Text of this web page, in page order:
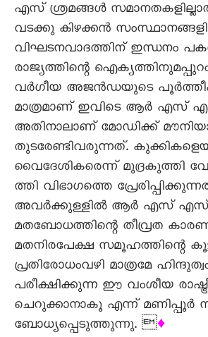
എസ് ശ്രമങ്ങൾ
വടക്കു കിഴക്കൻ
വിഘടനവാദത്തിന് ഇന്ധനം
രാജ്യത്തിന്റെ
വർഗീയ അജൻഡയുടെ
മാത്രമാണ് ഇവിടെ ആർ എസ്
അതിനാലാണ് മോഡിക്ക്
തുടരേണ്ടിവരുന്നത്.
വൈദേശികരെന്ന് മുദ്രകുത്തി
ത്തി വിഭാഗത്തെ
അവർക്കുള്ളിൽ ആർ എസ് എസ്
മതബോധത്തിന്റെ തീവ്രത
മതനിരപേക്ഷ സമൂഹത്തിന്റെ
പ്രതിരോധംവഴി മാത്രമേ
പരീക്ഷിക്കുന്ന ഈ വംശീയ
ചെറുക്കാനാകൂ എന്ന് മണിപ്പൂർ
ബോധ്യപ്പെടുത്തുന്നു. ♦